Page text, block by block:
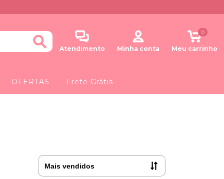
Atendimento Minha conta Meu carrinho
0
OFERTAS Frete Grátis